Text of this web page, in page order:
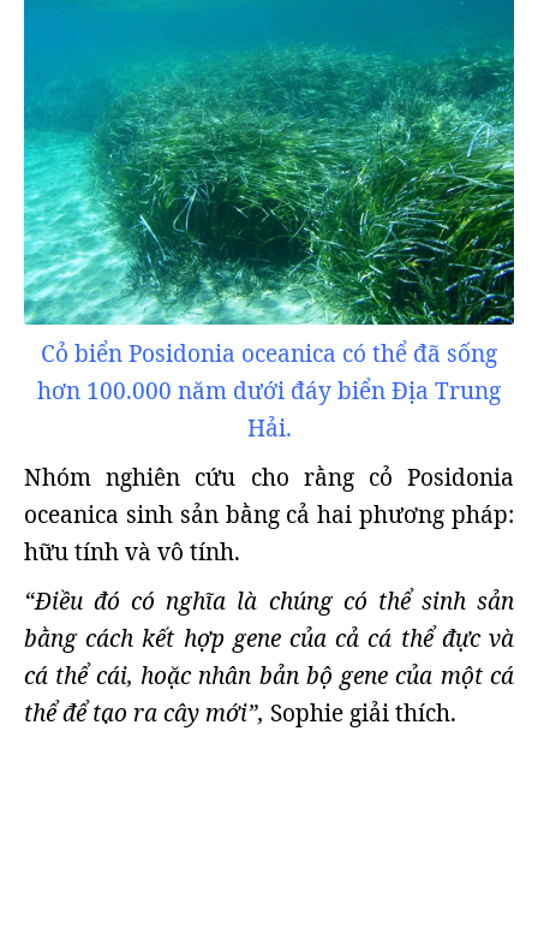
Cỏ biển Posidonia oceanica có thể đã sống
hơn 100.000 năm dưới đáy biển Địa Trung
Hải.
Nhóm nghiên cứu cho rằng cỏ Posidonia
oceanica sinh sản bằng cả hai phương pháp:
hữu tính và vô tính.
“Điều đó có nghĩa là chúng có thể sinh sản
bằng cách kết hợp gene của cả cá thể đực và
cá thể cái, hoặc nhân bản bộ gene của một cá
thể để tạo ra cây mới”, Sophie giải thích.